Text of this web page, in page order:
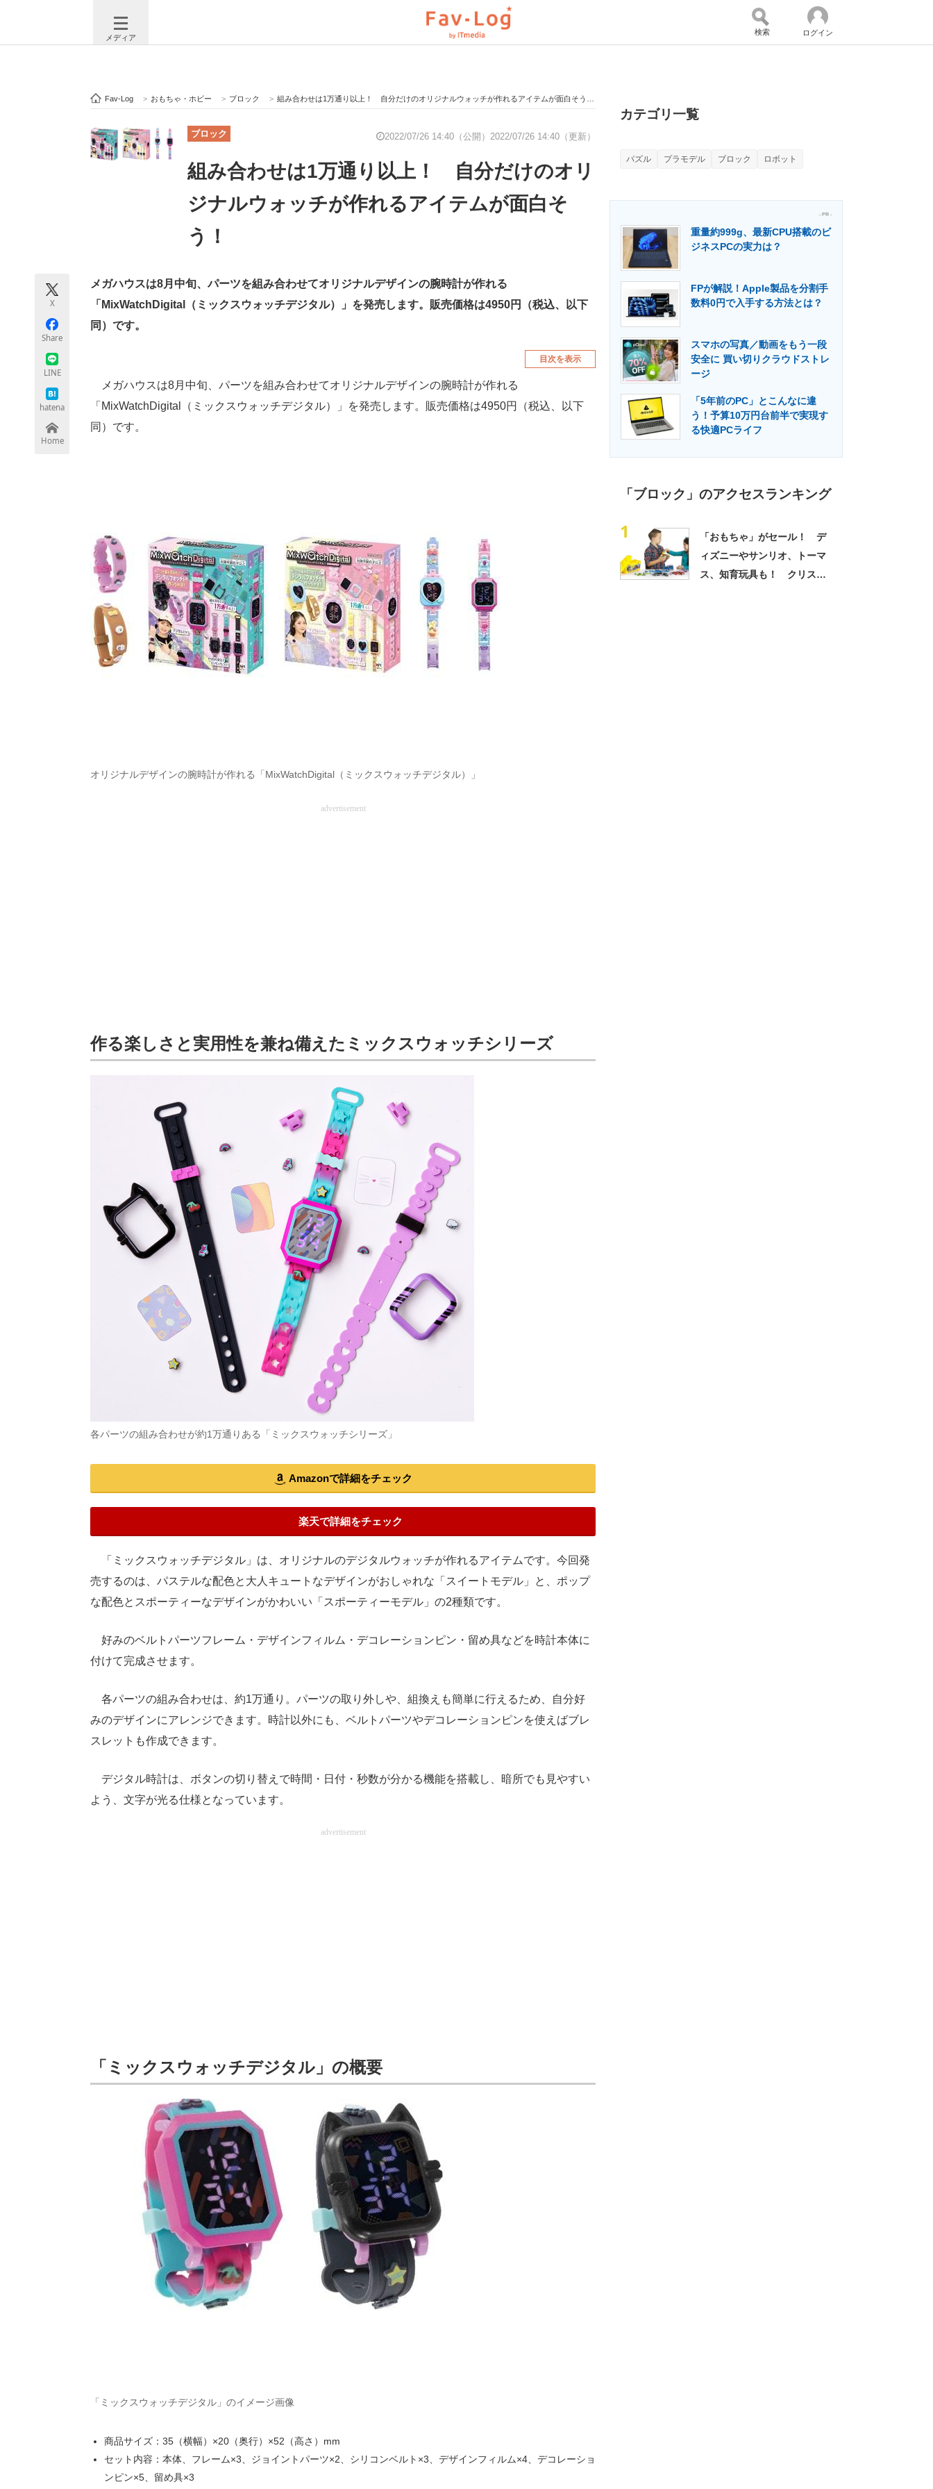
メディア
注目記事を集めた総合ページ ITの今と未来を見通す スマホと通信の最新トレンド 進化するPCとデバイスの未来
ビジネスと働き方のヒント AI活用のいまが分かる 企業ITのトレンドを詳説 経営リーダーのコミュニティ
ITエンジニア向け専門サイト 製造業のIT導入・活用を支援
モノづくり技術者専門サイト エレクトロニクス専門サイト 電子設計の基本と応用 エネルギーの専門メディア 建設×テクノロジーの最前線
検索 ログイン
Fav-Log > おもちゃ・ホビー > ブロック > 組み合わせは1万通り以上！ 自分だけのオリジナルウォッチが作れるアイテムが面白そう！
ブロック 2022/07/26 14:40（公開） 2022/07/26 14:40（更新）
組み合わせは1万通り以上！ 自分だけのオリ
ジナルウォッチが作れるアイテムが面白そ
う！
X
Share
LINE
hatena
Home
メガハウスは8月中旬、パーツを組み合わせてオリジナルデザインの腕時計が作れる
「MixWatchDigital（ミックスウォッチデジタル）」を発売します。販売価格は4950円（税込、以下
同）です。
目次を表示
メガハウスは8月中旬、パーツを組み合わせてオリジナルデザインの腕時計が作れる
「MixWatchDigital（ミックスウォッチデジタル）」を発売します。販売価格は4950円（税込、以下
同）です。
オリジナルデザインの腕時計が作れる「MixWatchDigital（ミックスウォッチデジタル）」
advertisement
作る楽しさと実用性を兼ね備えたミックスウォッチシリーズ
各パーツの組み合わせが約1万通りある「ミックスウォッチシリーズ」
Amazonで詳細をチェック
楽天で詳細をチェック
「ミックスウォッチデジタル」は、オリジナルのデジタルウォッチが作れるアイテムです。今回発
売するのは、パステルな配色と大人キュートなデザインがおしゃれな「スイートモデル」と、ポップ
な配色とスポーティーなデザインがかわいい「スポーティーモデル」の2種類です。
好みのベルトパーツフレーム・デザインフィルム・デコレーションピン・留め具などを時計本体に
付けて完成させます。
各パーツの組み合わせは、約1万通り。パーツの取り外しや、組換えも簡単に行えるため、自分好
みのデザインにアレンジできます。時計以外にも、ベルトパーツやデコレーションピンを使えばブレ
スレットも作成できます。
デジタル時計は、ボタンの切り替えで時間・日付・秒数が分かる機能を搭載し、暗所でも見やすい
よう、文字が光る仕様となっています。
advertisement
「ミックスウォッチデジタル」の概要
「ミックスウォッチデジタル」のイメージ画像
商品サイズ：35（横幅）×20（奥行）×52（高さ）mm
セット内容：本体、フレーム×3、ジョイントパーツ×2、シリコンベルト×3、デザインフィルム×4、デコレーショ
ンピン×5、留め具×3
カテゴリ一覧
パズル プラモデル ブロック ロボット
- PR -
重量約999g、最新CPU搭載のビ
ジネスPCの実力は？
FPが解説！Apple製品を分割手
数料0円で入手する方法とは？
スマホの写真／動画をもう一段
安全に 買い切りクラウドストレ
ージ
「5年前のPC」とこんなに違
う！予算10万円台前半で実現す
る快適PCライフ
「ブロック」のアクセスランキング
1
「おもちゃ」がセール！ デ
ィズニーやサンリオ、トーマ
ス、知育玩具も！ クリスマ